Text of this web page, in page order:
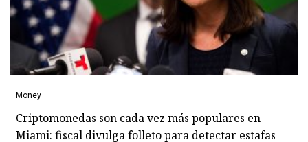
Money
Criptomonedas son cada vez más populares en
Miami: fiscal divulga folleto para detectar estafas